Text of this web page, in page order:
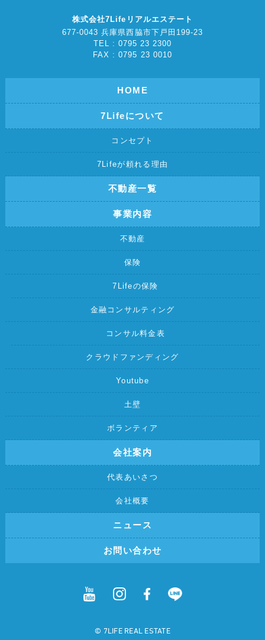
株式会社7Lifeリアルエステート
677-0043 兵庫県西脇市下戸田199-23
TEL : 0795 23 2300
FAX : 0795 23 0010
HOME
7Lifeについて
コンセプト
7Lifeが頼れる理由
不動産一覧
事業内容
不動産
保険
7Lifeの保険
金融コンサルティング
コンサル料金表
クラウドファンディング
Youtube
土壁
ボランティア
会社案内
代表あいさつ
会社概要
ニュース
お問い合わせ
©︎ 7LIFE REAL ESTATE